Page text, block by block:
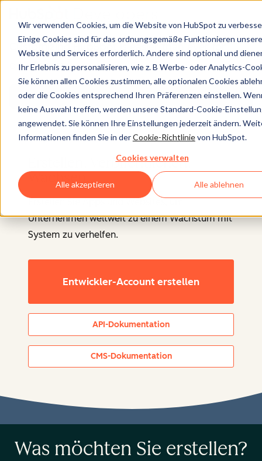
Wir verwenden Cookies, um die Website von HubSpot zu
Einige Cookies sind für das ordnungsgemäße Funktionieren
Website und Services erforderlich. Andere sind optional und
Ihr Erlebnis zu personalisieren, wie z. B Werbe- oder Analytics-
Sie können allen Cookies zustimmen, alle optionalen Cookies
oder die Cookies entsprechend Ihren Präferenzen einstellen.
keine Auswahl treffen, werden unsere Standard-Cookie-
angewendet. Sie können Ihre Einstellungen jederzeit ändern.
Informationen finden Sie in derCookie-Richtlinievon HubSpot.
Cookies verwalten
Alle akzeptieren Alle ablehnen
Customizing HubSpot is easier than ever for
developers.
Find out more
Erstellen. Veröffentlichen.
Wachsen.
Unternehmen weltweit zu einem Wachstum mit
System zu verhelfen.
Entwickler-Account erstellen
API-Dokumentation
CMS-Dokumentation
Was möchten Sie erstellen?